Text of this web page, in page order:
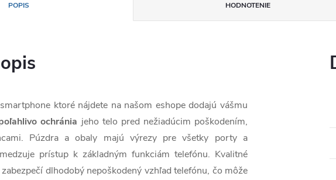
POPIS HODNOTENIE
ktoré nájdete na našom eshope dodajú vášmu
ochránia jeho telo pred nežiadúcim poškodením,
Púzdra a obaly majú výrezy pre všetky porty a
prístup k základným funkciám telefónu. Kvalitné
dlhodobý nepoškodený vzhľad telefónu, čo môže